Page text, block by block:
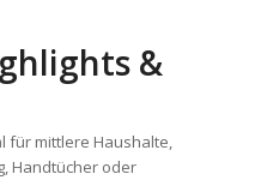
&
für mittlere Haushalte,
Handtücher oder